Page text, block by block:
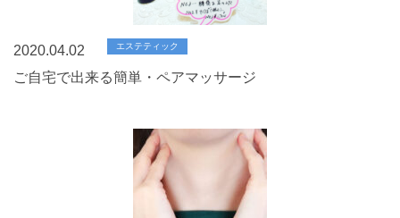
2020.04.02 エステティック
ご自宅で出来る簡単・ペアマッサージ